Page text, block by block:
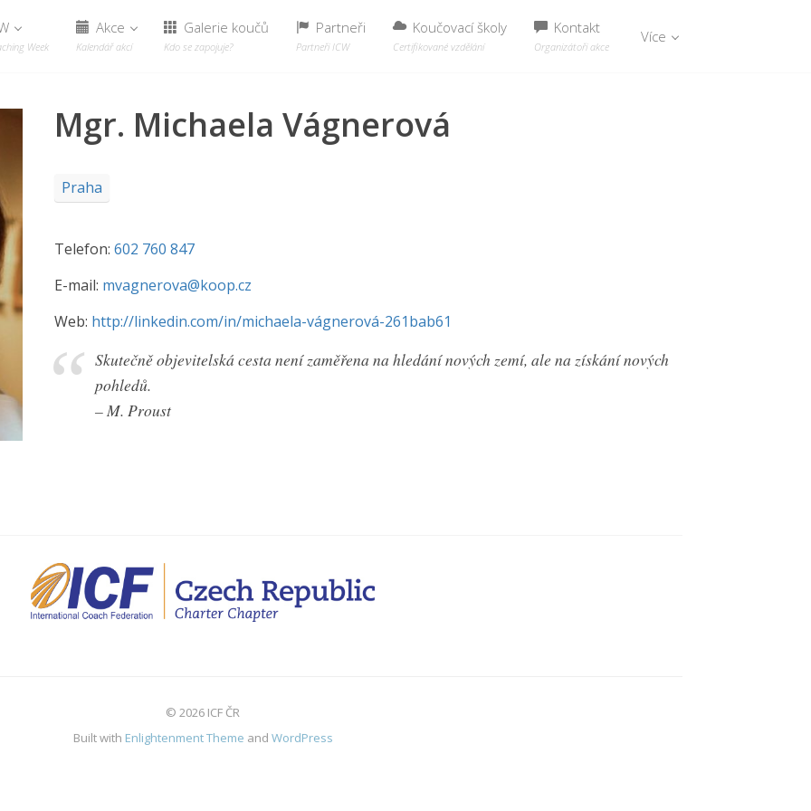
Week
Akce
Kalendář akcí
Galerie koučů
Kdo se zapojuje?
Partneři
Partneři ICW
Koučovací školy
Certifikované vzdělání
Kontakt
Organizátoři akce
Více
Mgr. Michaela Vágnerová
Praha
Telefon: 602 760 847
E-mail: mvagnerova@koop.cz
Web: http://linkedin.com/in/michaela-vágnerová-261bab61
Skutečně objevitelská cesta není zaměřena na hledání nových zemí, ale na získání nových
pohledů.
– M. Proust
© 2026 ICF ČR
Built with Enlightenment Theme and WordPress